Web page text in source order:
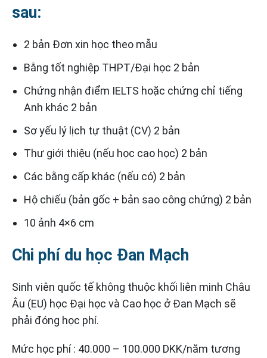
sau:
2 bản Đơn xin học theo mẫu
Bằng tốt nghiệp THPT/Đại học 2 bản
Chứng nhận điểm IELTS hoặc chứng chỉ tiếng
Anh khác 2 bản
Sơ yếu lý lịch tự thuật (CV) 2 bản
Thư giới thiệu (nếu học cao học) 2 bản
Các bằng cấp khác (nếu có) 2 bản
Hộ chiếu (bản gốc + bản sao công chứng) 2 bản
10 ảnh 4×6 cm
Chi phí du học Đan Mạch
Sinh viên quốc tế không thuộc khối liên minh Châu
Âu (EU) học Đại học và Cao học ở Đan Mạch sẽ
phải đóng học phí.
Mức học phí : 40.000 – 100.000 DKK/năm tương